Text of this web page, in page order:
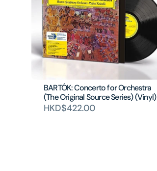
BARTÓK: Concerto for Orchestra
(The Original Source Series) (Vinyl)
HKD$422.00